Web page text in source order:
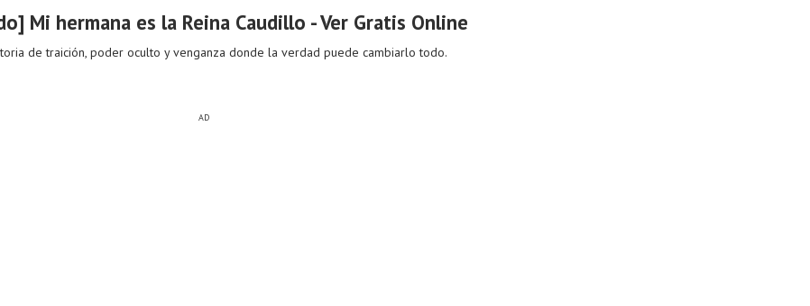
Mi hermana es la Reina Caudillo - Ver Gratis Online
de traición, poder oculto y venganza donde la verdad puede cambiarlo todo.
AD